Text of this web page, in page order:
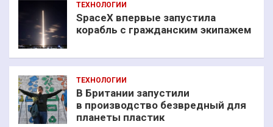
ТЕХНОЛОГИИ
SpaceX впервые запустила
корабль с гражданским экипажем
ТЕХНОЛОГИИ
В Британии запустили
в производство безвредный для
планеты пластик